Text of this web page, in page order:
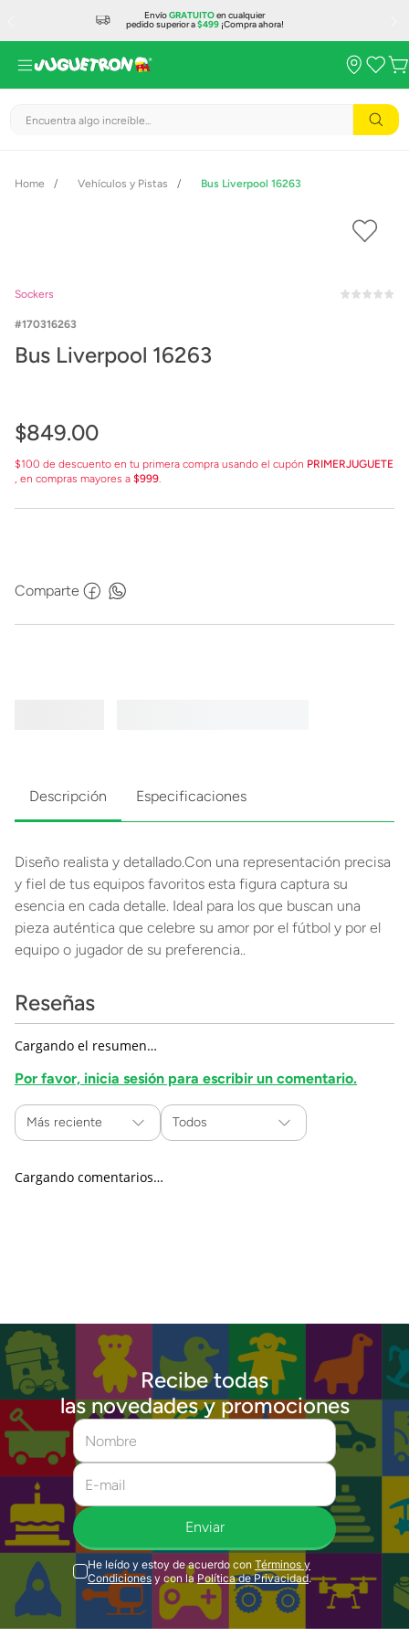
EnvíoGRATUITOen cualquier
pedido superior a$499¡Compra ahora!
Encuentra algo increíble...
Vehículos y Pistas Bus Liverpool 16263
Sockers
170316263
Bus Liverpool 16263
$849.00
$100 de descuento en tu primera compra usando el cupón PRIMERJUGUETE
, en compras mayores a $999.
Comparte
Descripción Especificaciones
Diseño realista y detallado.Con una representación precisa
y fiel de tus equipos favoritos esta figura captura su
esencia en cada detalle. Ideal para los que buscan una
pieza auténtica que celebre su amor por el fútbol y por el
equipo o jugador de su preferencia..
Reseñas
Cargando el resumen…
Por favor, inicia sesión para escribir un comentario.
Más reciente Todos
Cargando comentarios…
Recibe todas
las novedades y promociones
Enviar
He leído y estoy de acuerdo con Términos y
Condiciones y con la Política de Privacidad.